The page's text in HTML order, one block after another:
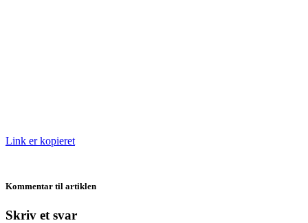
Link er kopieret
Kommentar til artiklen
Skriv et svar